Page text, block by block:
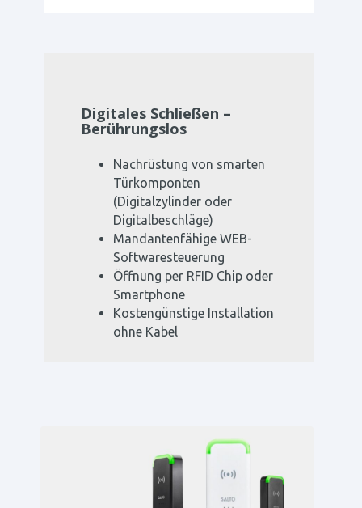
Digitales Schließen –
Berührungslos
Nachrüstung von smarten
Türkomponten
(Digitalzylinder oder
Digitalbeschläge)
Mandantenfähige WEB-
Softwaresteuerung
Öffnung per RFID Chip oder
Smartphone
Kostengünstige Installation
ohne Kabel